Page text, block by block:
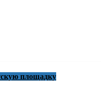
площадку